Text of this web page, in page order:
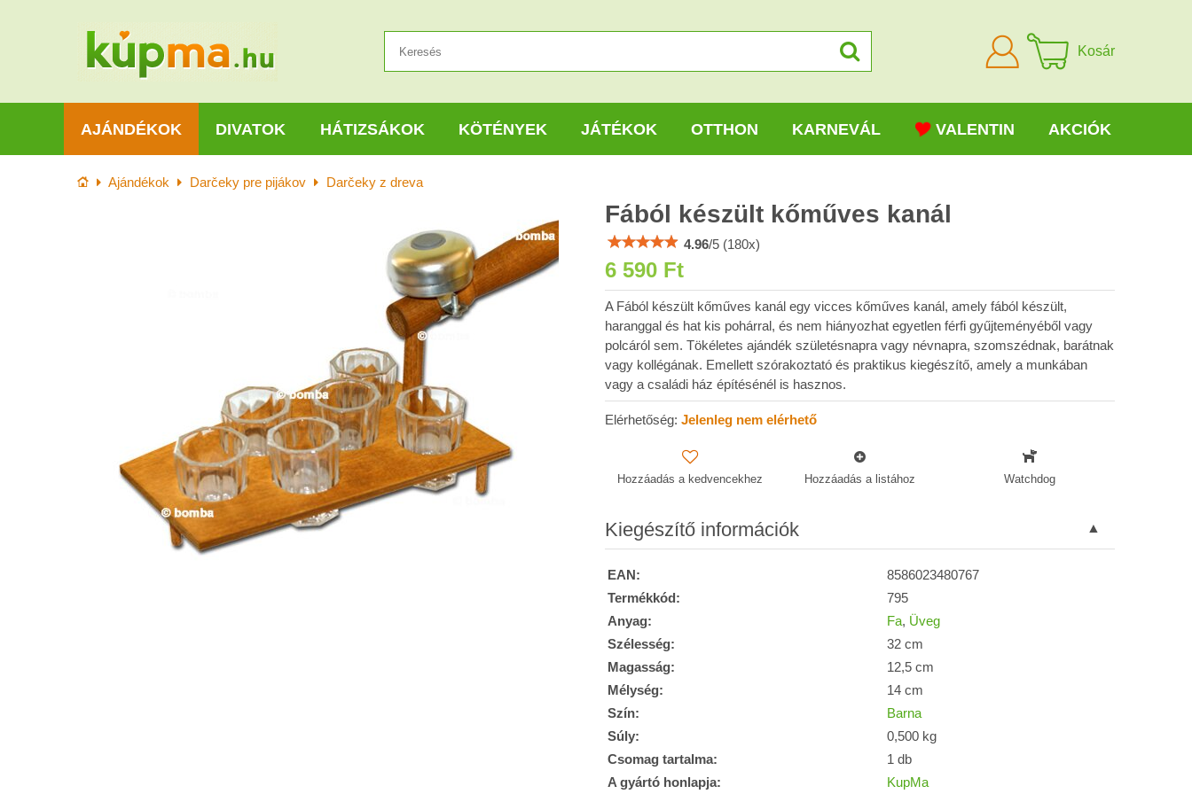
Bejelentkezni
Kosár
AJÁNDÉKOK DIVATOK HÁTIZSÁKOK KÖTÉNYEK JÁTÉKOK OTTHON KARNEVÁL VALENTIN AKCIÓK
KezdőlapAjándékok Darčeky pre pijákov Darčeky z dreva
Fából készült kőműves kanál
4.96/5 (180x)
6 590 Ft
A Fából készült kőműves kanál egy vicces kőműves kanál, amely fából készült,
haranggal és hat kis pohárral, és nem hiányozhat egyetlen férfi gyűjteményéből vagy
polcáról sem. Tökéletes ajándék születésnapra vagy névnapra, szomszédnak, barátnak
vagy kollégának. Emellett szórakoztató és praktikus kiegészítő, amely a munkában
vagy a családi ház építésénél is hasznos.
Elérhetőség: Jelenleg nem elérhető
Hozzáadás a kedvencekhez Hozzáadás a listához Watchdog
Kiegészítő információk
EAN:
8586023480767
Termékkód:
795
Anyag:
Fa, Üveg
Szélesség:
32 cm
Magasság:
12,5 cm
Mélység:
14 cm
Szín:
Barna
Súly:
0,500 kg
Csomag tartalma:
1 db
A gyártó honlapja:
KupMa